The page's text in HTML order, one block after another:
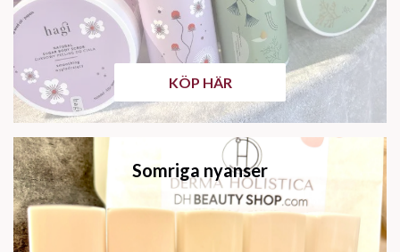
KÖP HÄR
Somriga nyanser